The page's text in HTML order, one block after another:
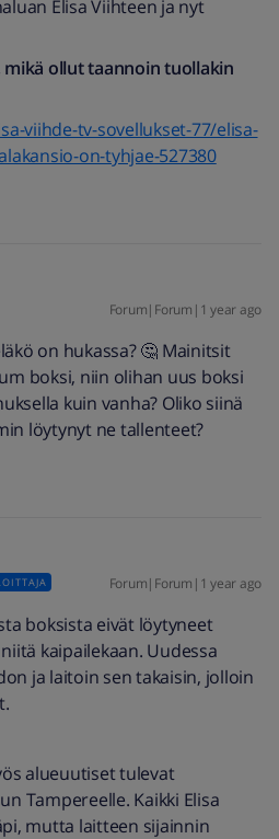
Elisa Viihteen ja nyt
ollut taannoin tuollakin
viihde-tv-sovellukset-77/elisa-
on-tyhjae-527380
Forum|Forum|1 year ago
on hukassa? 🤔 Mainitsit
boksi, niin olihan uus boksi
kuin vanha? Oliko siinä
löytynyt ne tallenteet?
Forum|Forum|1 year ago
boksista eivät löytyneet
kaipailekaan. Uudessa
ja laitoin sen takaisin, jolloin
alueuutiset tulevat
Tampereelle. Kaikki Elisa
mutta laitteen sijainnin